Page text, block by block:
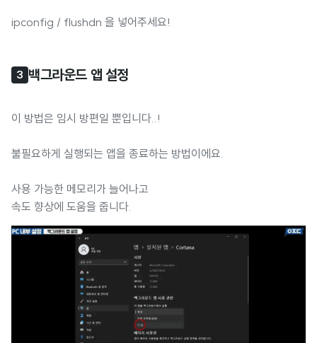
ipconfig / flushdn 을 넣어주세요!
3 백그라운드 앱 설정
이 방법은 임시 방편일 뿐입니다..!
불필요하게 실행되는 앱을 종료하는 방법이에요.
사용 가능한 메모리가 늘어나고
속도 향상에 도움을 줍니다.